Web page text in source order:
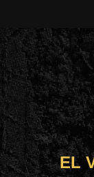
EL